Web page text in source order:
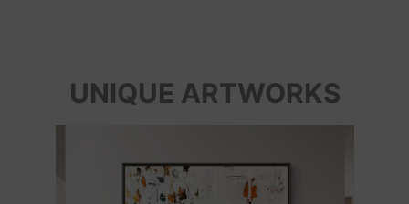
UNIQUE ARTWORKS